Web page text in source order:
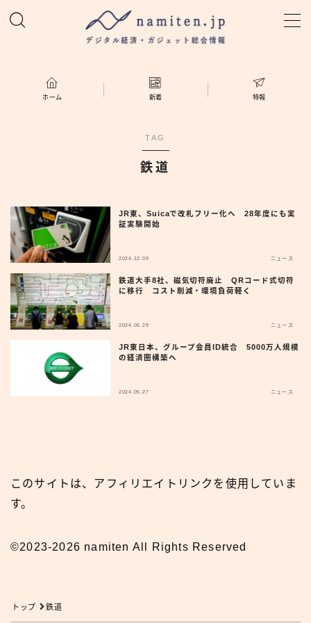
ホーム
namiten.jp
ホーム 新着 特報
TAG
鉄道
JR東、Suicaで改札フリー化へ 28年度にも実
証実験開始
2024.12.09 ニュース
鉄道大手8社、磁気切符廃止 QRコード式切符
に移行 コスト削減・環境負荷軽く
2024.05.29 ニュース
JR東日本、グループ会員ID統合 5000万人規模
の経済圏構築へ
2024.05.27 ニュース
このサイトは、アフィリエイトリンクを使用していま
す。
©2023-2026 namiten All Rights Reserved
トップ 鉄道